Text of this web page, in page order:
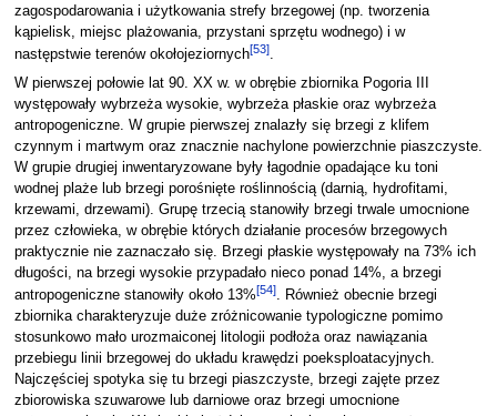
zagospodarowania i użytkowania strefy brzegowej (np. tworzenia
kąpielisk, miejsc plażowania, przystani sprzętu wodnego) i w
następstwie terenów okołojeziornych[53].
W pierwszej połowie lat 90. XX w. w obrębie zbiornika Pogoria III
występowały wybrzeża wysokie, wybrzeża płaskie oraz wybrzeża
antropogeniczne. W grupie pierwszej znalazły się brzegi z klifem
czynnym i martwym oraz znacznie nachylone powierzchnie piaszczyste.
W grupie drugiej inwentaryzowane były łagodnie opadające ku toni
wodnej plaże lub brzegi porośnięte roślinnością (darnią, hydrofitami,
krzewami, drzewami). Grupę trzecią stanowiły brzegi trwale umocnione
przez człowieka, w obrębie których działanie procesów brzegowych
praktycznie nie zaznaczało się. Brzegi płaskie występowały na 73% ich
długości, na brzegi wysokie przypadało nieco ponad 14%, a brzegi
antropogeniczne stanowiły około 13%[54]. Również obecnie brzegi
zbiornika charakteryzuje duże zróżnicowanie typologiczne pomimo
stosunkowo mało urozmaiconej litologii podłoża oraz nawiązania
przebiegu linii brzegowej do układu krawędzi poeksploatacyjnych.
Najczęściej spotyka się tu brzegi piaszczyste, brzegi zajęte przez
zbiorowiska szuwarowe lub darniowe oraz brzegi umocnione